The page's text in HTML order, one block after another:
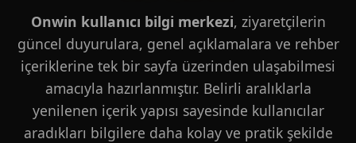
Onwin kullanıcı bilgi merkezi, ziyaretçilerin
güncel duyurulara, genel açıklamalara ve rehber
içeriklerine tek bir sayfa üzerinden ulaşabilmesi
amacıyla hazırlanmıştır. Belirli aralıklarla
yenilenen içerik yapısı sayesinde kullanıcılar
aradıkları bilgilere daha kolay ve pratik şekilde